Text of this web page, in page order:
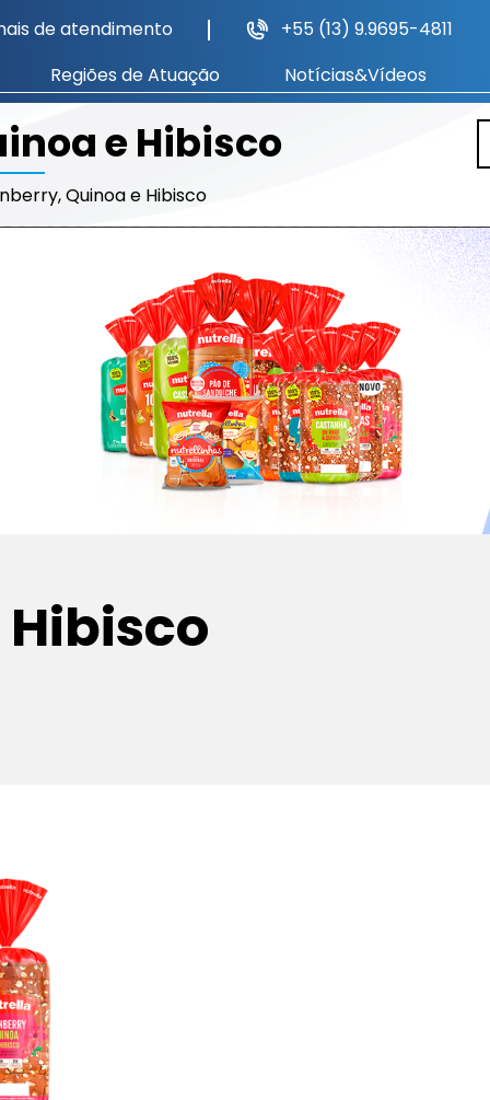
de atendimento
+55 (13) 9.9695-4811
Regiões de Atuação Notícias&Vídeos
e Hibisco
Quinoa e Hibisco